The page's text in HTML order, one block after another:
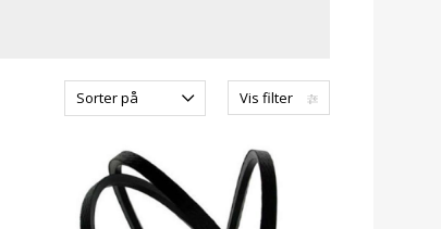
Vis filter
Sorter på